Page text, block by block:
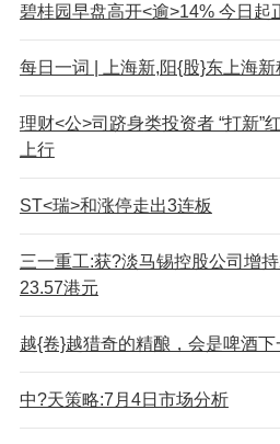
碧桂园早盘高开<逾>14% 今日起
每日一词 | 上海新,阳{股}东上海
理财<公>司跻身类投资者 “打新”
上行
ST<瑞>和涨停走出3连板
三一重工:获?淡马锡控股公司增
23.57港元
越{卷}越猎奇的精酿，会是啤酒下
中?天策略:7月4日市场分析